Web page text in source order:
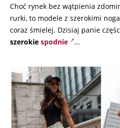
Choć rynek bez wątpienia
rurki, to modele z szerokimi
coraz śmielej. Dzisiaj panie
szerokie spodnie …